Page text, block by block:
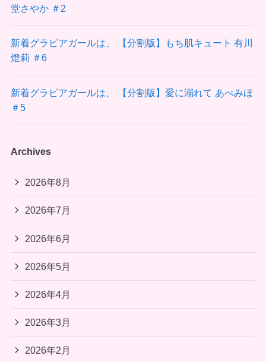
堂さやか ＃2
新着グラビアガールは、 【分割版】もち肌キュート 有川
燈莉 ＃6
新着グラビアガールは、 【分割版】愛に溺れて あべみほ
＃5
Archives
2026年8月
2026年7月
2026年6月
2026年5月
2026年4月
2026年3月
2026年2月